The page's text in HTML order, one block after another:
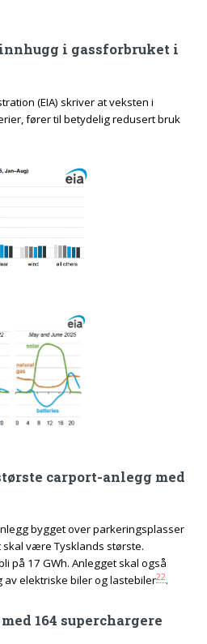
i gassforbruket i
(EIA) skriver at veksten i
fører til betydelig redusert bruk
carport-anlegg med
bygget over parkeringsplasser
skal være Tysklands største.
på 17 GWh. Anlegget skal også
av elektriske biler og lastebiler22.
164 superchargere